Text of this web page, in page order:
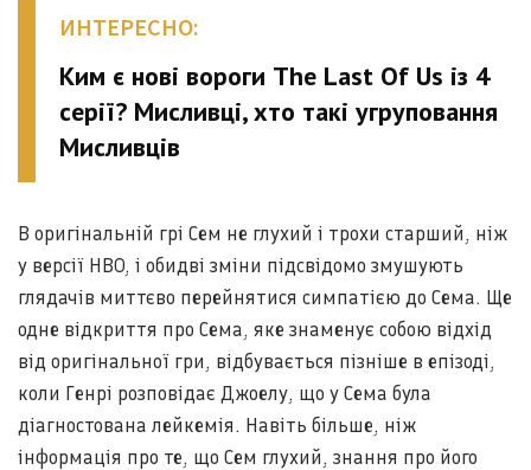
ИНТЕРЕСНО:
Ким є нові вороги The Last Of Us із 4
серії? Мисливці, хто такі угруповання
Мисливців
В оригінальній грі Сем не глухий і трохи старший, ніж
у версії HBO, і обидві зміни підсвідомо змушують
глядачів миттєво перейнятися симпатією до Сема. Ще
одне відкриття про Сема, яке знаменує собою відхід
від оригінальної гри, відбувається пізніше в епізоді,
коли Генрі розповідає Джоелу, що у Сема була
діагностована лейкемія. Навіть більше, ніж
інформація про те, що Сем глухий, знання про його